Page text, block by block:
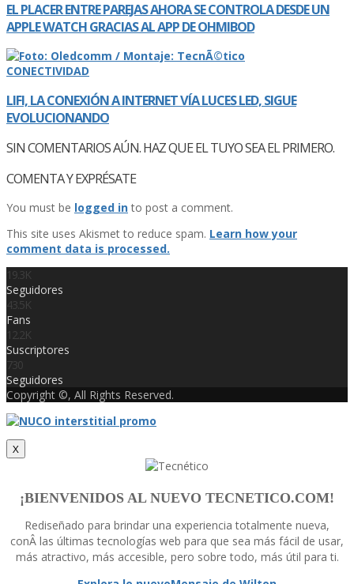
EL PLACER ENTRE PAREJAS AHORA SE CONTROLA DESDE UN
APPLE WATCH GRACIAS AL APP DE OHMIBOD
CONECTIVIDAD
LIFI, LA CONEXIÓN A INTERNET VÍ­A LUCES LED, SIGUE
EVOLUCIONANDO
SIN COMENTARIOS AÚN. HAZ QUE EL TUYO SEA EL PRIMERO.
COMENTA Y EXPRÉSATE
You must be logged into post a comment.
This site uses Akismet to reduce spam. Learn how your
comment data is processed.
19.3K
Seguidores
43.5K
Fans
12.2K
Suscriptores
730
Seguidores
Copyright ©, All Rights Reserved.
X
¡BIENVENIDOS AL NUEVO TECNETICO.COM!
Rediseñado para brindar una experiencia totalmente nueva,
conÂ las últimas tecnologí­as web para que sea más fácil de usar,
más atractivo, más accesible, pero sobre todo, más útil para ti.